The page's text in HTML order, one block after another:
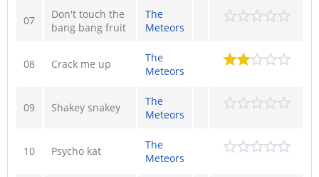
07
Don't touch the
bang bang fruit
The
Meteors
08 Crack me up
The
Meteors
09 Shakey snakey
The
Meteors
10 Psycho kat
The
Meteors